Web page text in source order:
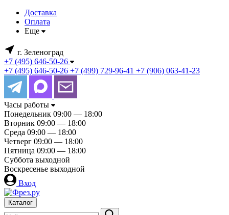
Доставка
Оплата
Еще
г. Зеленоград
+7 (495) 646-50-26
+7 (495) 646-50-26 +7 (499) 729-96-41 +7 (906) 063-41-23
Часы работы
Понедельник 09:00 — 18:00
Вторник 09:00 — 18:00
Среда 09:00 — 18:00
Четверг 09:00 — 18:00
Пятница 09:00 — 18:00
Суббота выходной
Воскресенье выходной
Вход
Каталог